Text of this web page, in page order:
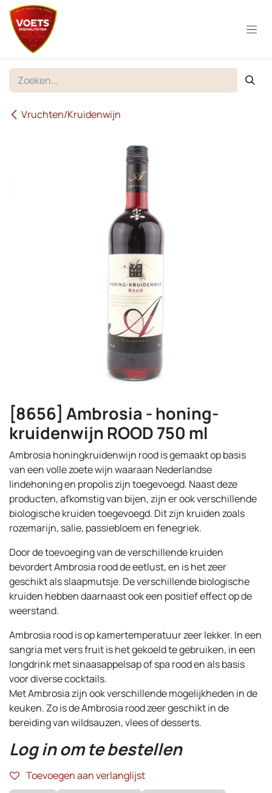
Overslaan naar inhoud
Vruchten/Kruidenwijn
[8656] Ambrosia - honing-
kruidenwijn ROOD 750 ml
Ambrosia honingkruidenwijn rood is gemaakt op basis
van een volle zoete wijn waaraan Nederlandse
lindehoning en propolis zijn toegevoegd. Naast deze
producten, afkomstig van bijen, zijn er ook verschillende
biologische kruiden toegevoegd. Dit zijn kruiden zoals
rozemarijn, salie, passiebloem en fenegriek.
Door de toevoeging van de verschillende kruiden
bevordert Ambrosia rood de eetlust, en is het zeer
geschikt als slaapmutsje. De verschillende biologische
kruiden hebben daarnaast ook een positief effect op de
weerstand.
Ambrosia rood is op kamertemperatuur zeer lekker. In een
sangria met vers fruit is het gekoeld te gebruiken, in een
longdrink met sinaasappelsap of spa rood en als basis
voor diverse cocktails.
Met Ambrosia zijn ook verschillende mogelijkheden in de
keuken. Zo is de Ambrosia rood zeer geschikt in de
bereiding van wildsauzen, vlees of desserts.
Log in om te bestellen
Toevoegen aan verlanglijst